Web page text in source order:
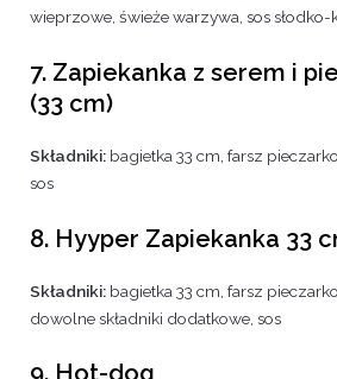
wieprzowe, świeże warzywa, sos
7. Zapiekanka z serem i
(33 cm)
Składniki: bagietka 33 cm, farsz
sos
8. Hyyper Zapiekanka 33
Składniki: bagietka 33 cm, farsz
dowolne składniki dodatkowe, sos